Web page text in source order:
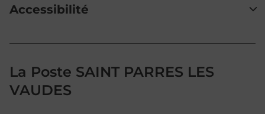
Accessibilité
La Poste SAINT PARRES LES
VAUDES